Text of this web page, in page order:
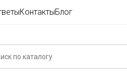
КонтактыБлог